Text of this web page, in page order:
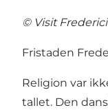
© Visit
Fristaden
Religion var
tallet. Den